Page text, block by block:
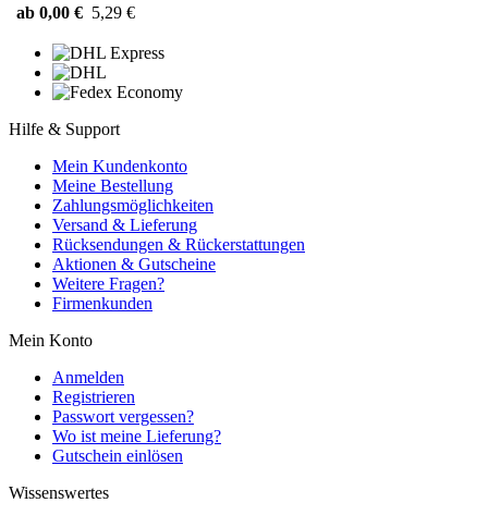
ab 0,00 € 5,29 €
Hilfe & Support
Mein Kundenkonto
Meine Bestellung
Zahlungsmöglichkeiten
Versand & Lieferung
Rücksendungen & Rückerstattungen
Aktionen & Gutscheine
Weitere Fragen?
Firmenkunden
Mein Konto
Anmelden
Registrieren
Passwort vergessen?
Wo ist meine Lieferung?
Gutschein einlösen
Wissenswertes